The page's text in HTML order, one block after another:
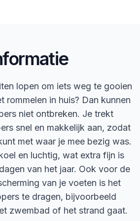
lopen om iets weg te gooien
rommelen in huis? Dan kunnen
niet ontbreken. Je trekt
snel en makkelijk aan, zodat
met waar je mee bezig was.
en luchtig, wat extra fijn is
van het jaar. Ook voor de
van je voeten is het
te dragen, bijvoorbeeld
zwembad of het strand gaat.